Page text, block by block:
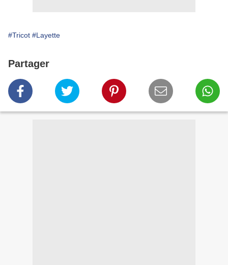
#Tricot #Layette
Partager